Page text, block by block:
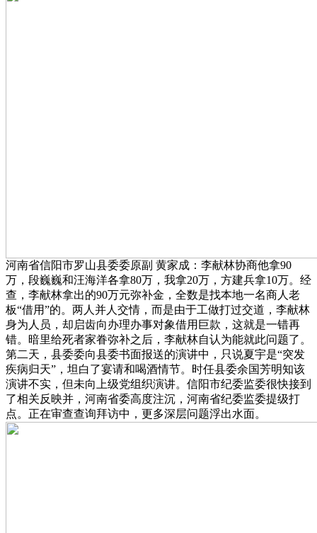
河南省信阳市罗山县委委原副 黄家成：李献林协商他拿90
万，段巍巍和汪海洋各拿80万，我拿20万，方建兵拿10万。经
查，李献林拿出的90万元弥补金，全数是找本地一名商人老
板“借用”的。两人并人交情，而是由于工做打过交道，李献林
身为人员，却启齿向办理办事对象借用巨款，这就是一错再
错。暗里给死者家眷弥补之后，李献林自认为能就此问题了。
第二天，县委委向县委书面报送的演讲中，只说夏宇是“突发
疾病归天”，坦白了宴请和喝酒情节。时任县委余国芳明知该
演讲不实，但未向上级党组织演讲。信阳市纪委监委很快接到
了相关反映并，河南省委高度注沉，河南省纪委监委提级打
点。正在审查查询拜访中，更多深层问题浮出水面。